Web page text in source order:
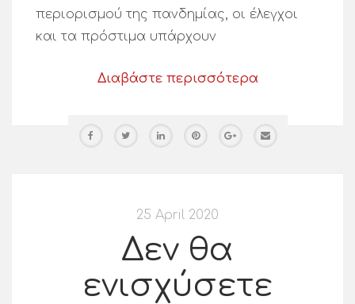
περιορισμού της πανδημίας, οι έλεγχοι
και τα πρόστιμα υπάρχουν
Διαβάστε περισσότερα
25 April 2020
Δεν θα
ενισχύσετε